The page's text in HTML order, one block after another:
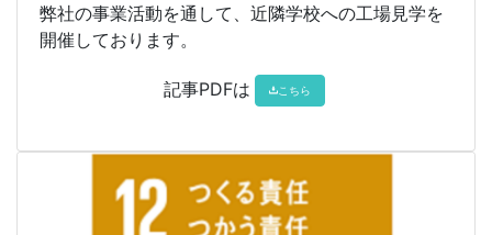
弊社の事業活動を通して、近隣学校への工場見学を
開催しております。
記事PDFは こちら